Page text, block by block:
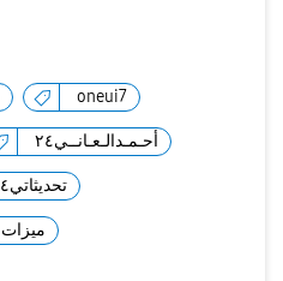
oneui7
أحـمـدالـعـانــي٢٤
تحديثاتي٢٤
ميزات